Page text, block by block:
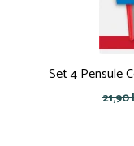
Set 4 Pensule